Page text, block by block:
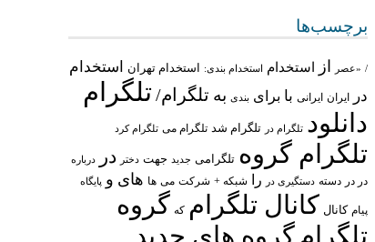
برچسب‌ها
/ «عصر از استخدام استخدام بندی: استخدام تهران
استخدام
در
ایران ایرانی با برای بندی به تلگرام/ تلگرام
دانلود تلگرام در تلگرام شد تلگرام می تلگرام کرد
تلگرام گروه تلگرامی جدید جهت دختر در درباره
در در دسته دستگیری در را شبکه + شرکت می ها های و پایگاه
پیام کانال کانال تلگرام که گروه
تلگرام گروه های جدید